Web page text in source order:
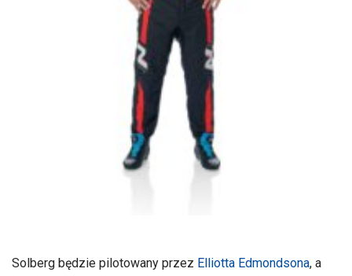
Solberg będzie pilotowany przez Elliotta Edmondsona, a